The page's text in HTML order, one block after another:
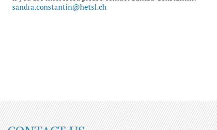
sandra.constantin@hetsl.ch